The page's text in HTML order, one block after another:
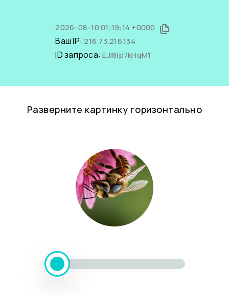
2026-08-10 01:19:14 +0000
Ваш IP:216.73.216.134
ID запроса:EJI8Ip7kHqM1
Разверните картинку горизонтально